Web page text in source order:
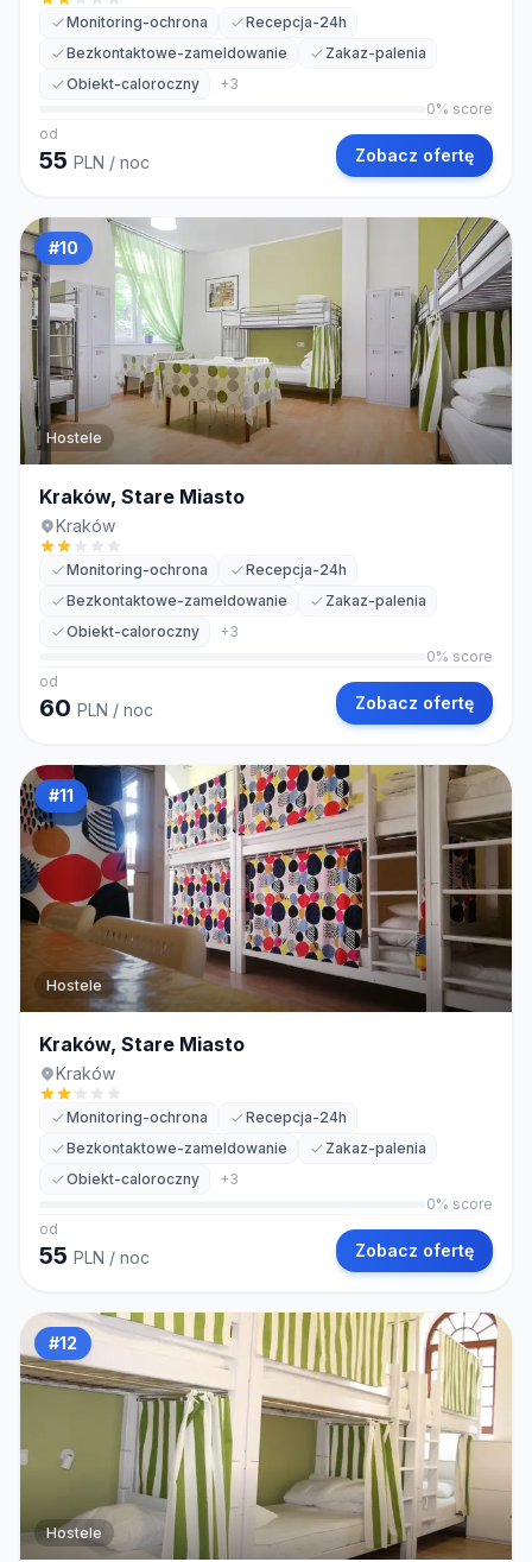
Monitoring-ochrona
Recepcja-24h
Bezkontaktowe-zameldowanie
Zakaz-palenia
Obiekt-caloroczny
+3
0% score
od
55 PLN / noc Zobacz ofertę
#10
Hostele
Kraków, Stare Miasto
Kraków
Monitoring-ochrona
Recepcja-24h
Bezkontaktowe-zameldowanie
Zakaz-palenia
Obiekt-caloroczny
+3
0% score
od
60 PLN / noc Zobacz ofertę
#11
Hostele
Kraków, Stare Miasto
Kraków
Monitoring-ochrona
Recepcja-24h
Bezkontaktowe-zameldowanie
Zakaz-palenia
Obiekt-caloroczny
+3
0% score
od
55 PLN / noc Zobacz ofertę
#12
Hostele